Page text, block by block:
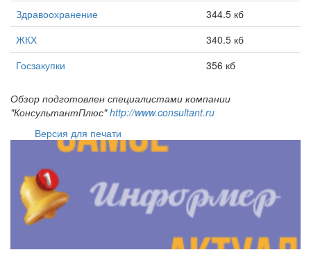
Здравоохранение
344.5 кб
ЖКХ
340.5 кб
Госзакупки
356 кб
Обзор подготовлен специалистами компании
"КонсультантПлюс"http://www.consultant.ru
Версия для печати